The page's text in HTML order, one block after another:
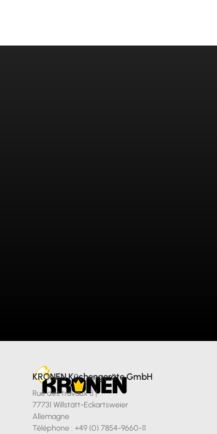
KRONEN Küchengeräte GmbH
Rue des travaux 3 |
77731 Willstätt-Eckartsweier
Allemagne
Téléphone : +49 (0) 7854-9660-11